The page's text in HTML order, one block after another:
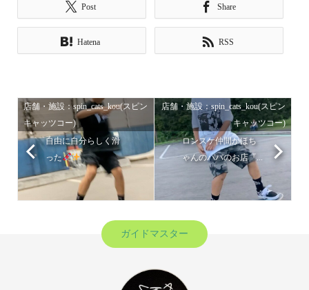
Post Share
Hatena RSS
自由に自分らしく滑
った
店舗・施設：spin_cats_kou(スピン
キャッツコー)
ロンスケ仲間かほち
ゃんのパパのお店『...
店舗・施設：spin_cats_kou(スピン
キャッツコー)
ガイドマスター